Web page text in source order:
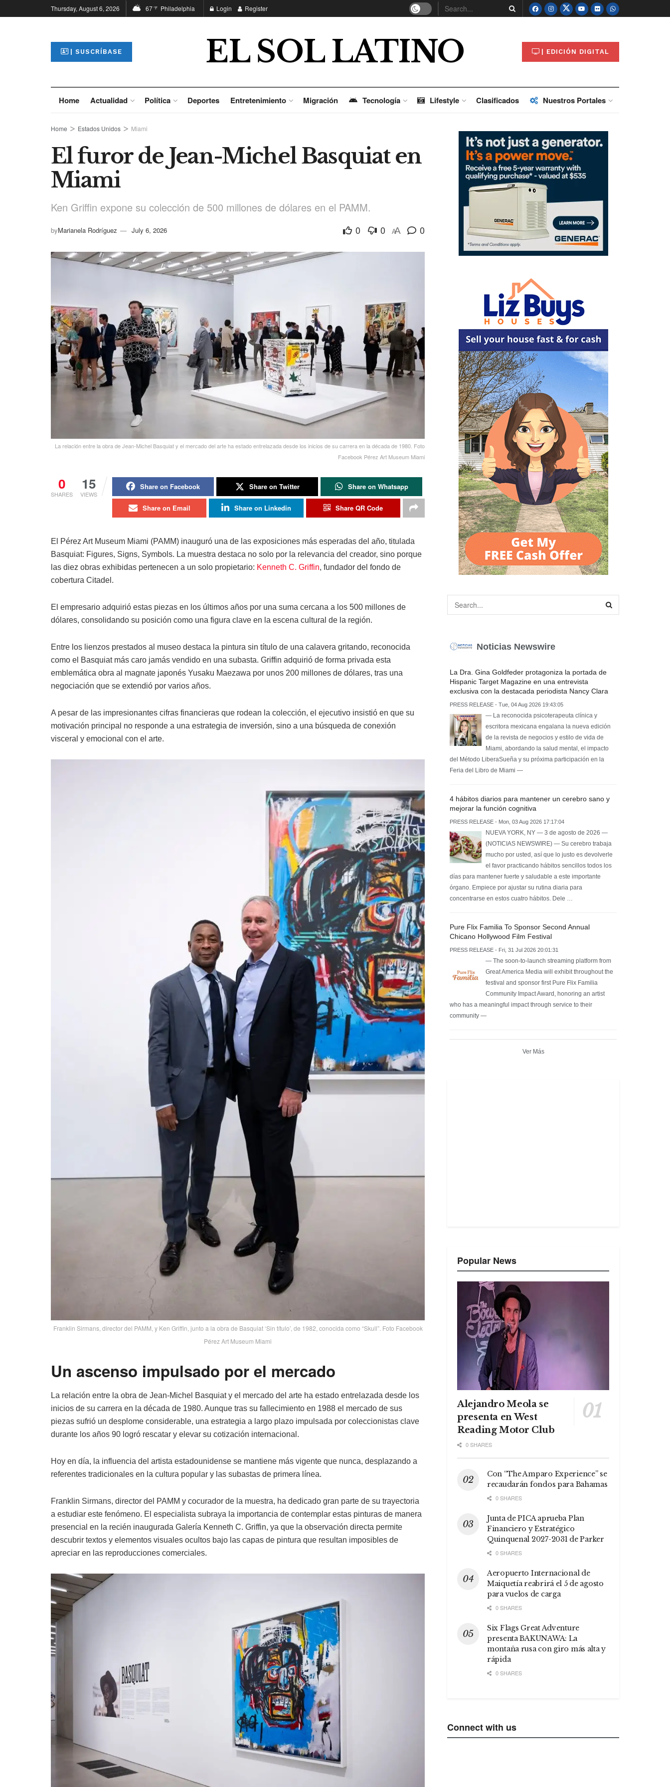
Thursday, August 6, 2026 67°F Philadelphia Login Register
| SUSCRÍBASE EL SOL LATINO | EDICIÓN DIGITAL
Home Actualidad Política Deportes Entretenimiento Migración Tecnología Lifestyle Clasificados Nuestros Portales
Home Estados Unidos Miami
El furor de Jean-Michel Basquiat en
Miami
Ken Griffin expone su colección de 500 millones de dólares en el PAMM.
byMarianela Rodríguez July 6, 2026 0 0 AA 0
La relación entre la obra de Jean-Michel Basquiat y el mercado del arte ha estado entrelazada desde los inicios de su carrera en la década de 1980. Foto
Facebook Pérez Art Museum Miami
0
SHARES
15
VIEWS
Share on Facebook Share on Twitter Share on Whatsapp
Share on Email Share on Linkedin Share QR Code
El Pérez Art Museum Miami (PAMM) inauguró una de las exposiciones más esperadas del año, titulada
Basquiat: Figures, Signs, Symbols. La muestra destaca no solo por la relevancia del creador, sino porque
las diez obras exhibidas pertenecen a un solo propietario: Kenneth C. Griffin, fundador del fondo de
cobertura Citadel.
El empresario adquirió estas piezas en los últimos años por una suma cercana a los 500 millones de
dólares, consolidando su posición como una figura clave en la escena cultural de la región.
Entre los lienzos prestados al museo destaca la pintura sin título de una calavera gritando, reconocida
como el Basquiat más caro jamás vendido en una subasta. Griffin adquirió de forma privada esta
emblemática obra al magnate japonés Yusaku Maezawa por unos 200 millones de dólares, tras una
negociación que se extendió por varios años.
A pesar de las impresionantes cifras financieras que rodean la colección, el ejecutivo insistió en que su
motivación principal no responde a una estrategia de inversión, sino a una búsqueda de conexión
visceral y emocional con el arte.
Franklin Sirmans, director del PAMM, y Ken Griffin, junto a la obra de Basquiat ‘Sin título’, de 1982, conocida como “Skull”. Foto Facebook
Pérez Art Museum Miami
Un ascenso impulsado por el mercado
La relación entre la obra de Jean-Michel Basquiat y el mercado del arte ha estado entrelazada desde los
inicios de su carrera en la década de 1980. Aunque tras su fallecimiento en 1988 el mercado de sus
piezas sufrió un desplome considerable, una estrategia a largo plazo impulsada por coleccionistas clave
durante los años 90 logró rescatar y elevar su cotización internacional.
Hoy en día, la influencia del artista estadounidense se mantiene más vigente que nunca, desplazando a
referentes tradicionales en la cultura popular y las subastas de primera línea.
Franklin Sirmans, director del PAMM y cocurador de la muestra, ha dedicado gran parte de su trayectoria
a estudiar este fenómeno. El especialista subraya la importancia de contemplar estas pinturas de manera
presencial en la recién inaugurada Galería Kenneth C. Griffin, ya que la observación directa permite
descubrir textos y elementos visuales ocultos bajo las capas de pintura que resultan imposibles de
apreciar en las reproducciones comerciales.
Noticias Newswire
La Dra. Gina Goldfeder protagoniza la portada de
Hispanic Target Magazine en una entrevista
exclusiva con la destacada periodista Nancy Clara
PRESS RELEASE - Tue, 04 Aug 2026 19:43:05
— La reconocida psicoterapeuta clínica y
escritora mexicana engalana la nueva edición
de la revista de negocios y estilo de vida de
Miami, abordando la salud mental, el impacto
del Método LiberaSueña y su próxima participación en la
Feria del Libro de Miami —
4 hábitos diarios para mantener un cerebro sano y
mejorar la función cognitiva
PRESS RELEASE - Mon, 03 Aug 2026 17:17:04
NUEVA YORK, NY — 3 de agosto de 2026 —
(NOTICIAS NEWSWIRE) — Su cerebro trabaja
mucho por usted, así que lo justo es devolverle
el favor practicando hábitos sencillos todos los
días para mantener fuerte y saludable a este importante
órgano. Empiece por ajustar su rutina diaria para
concentrarse en estos cuatro hábitos. Dele …
Pure Flix Familia To Sponsor Second Annual
Chicano Hollywood Film Festival
PRESS RELEASE - Fri, 31 Jul 2026 20:01:31
— The soon-to-launch streaming platform from
Great America Media will exhibit throughout the
festival and sponsor first Pure Flix Familia
Community Impact Award, honoring an artist
who has a meaningful impact through service to their
community —
Ver Más
Popular News
Alejandro Meola se
presenta en West
Reading Motor Club
0 SHARES
Con “The Amparo Experience” se
recaudarán fondos para Bahamas
0 SHARES
Junta de PICA aprueba Plan
Financiero y Estratégico
Quinquenal 2027-2031 de Parker
0 SHARES
Aeropuerto Internacional de
Maiquetía reabrirá el 5 de agosto
para vuelos de carga
0 SHARES
Six Flags Great Adventure
presenta BAKUNAWA: La
montaña rusa con giro más alta y
rápida
0 SHARES
Connect with us